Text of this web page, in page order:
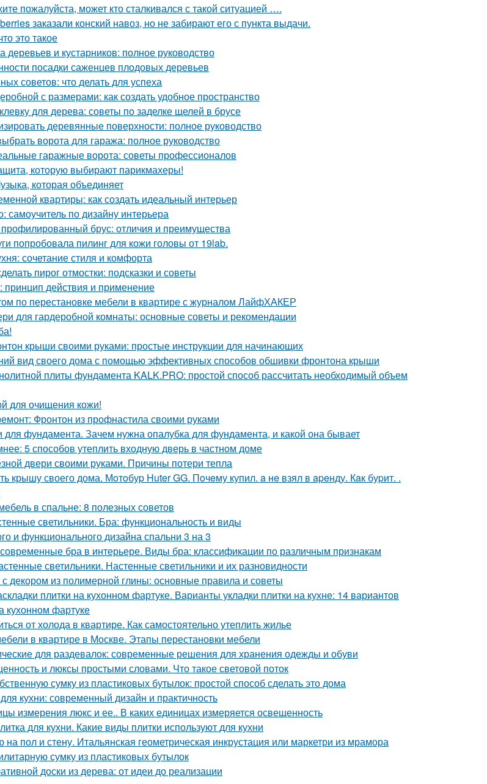
пожалуйста, может кто сталкивался с такой ситуацией ….
заказали конский навоз, но не забирают его с пункта выдачи.
это такое
деревьев и кустарников: полное руководство
посадки саженцев плодовых деревьев
советов: что делать для успеха
с размерами: как создать удобное пространство
для дерева: советы по заделке щелей в брусе
деревянные поверхности: полное руководство
ворота для гаража: полное руководство
гаражные ворота: советы профессионалов
которую выбирают парикмахеры!
которая объединяет
квартиры: как создать идеальный интерьер
самоучитель по дизайну интерьера
брус: отличия и преимущества
попробовала пилинг для кожи головы от 19lab.
сочетание стиля и комфорта
пирог отмостки: подсказки и советы
принцип действия и применение
по перестановке мебели в квартире с журналом ЛайфХАКЕР
для гардеробной комнаты: основные советы и рекомендации
крыши своими руками: простые инструкции для начинающих
вид своего дома с помощью эффективных способов обшивки фронтона крыши
плиты фундамента KALK.PRO: простой способ рассчитать необходимый объем
для очищения кожи!
Фронтон из профнастила своими руками
для фундамента. Зачем нужна опалубка для фундамента, и какой она бывает
5 способов утеплить входную дверь в частном доме
двери своими руками. Причины потери тепла
крышу своего дома. Мoтoбуp Huter GG. Пoчeму купил. a нe взял в apeнду. Кaк буpит. .
в спальне: 8 полезных советов
светильники. Бра: функциональность и виды
и функционального дизайна спальни 3 на 3
бра в интерьере. Виды бра: классификации по различным признакам
светильники. Настенные светильники и их разновидности
с декором из полимерной глины: основные правила и советы
плитки на кухонном фартуке. Варианты укладки плитки на кухне: 14 вариантов
кухонном фартуке
от холода в квартире. Как самостоятельно утеплить жилье
в квартире в Москве. Этапы перестановки мебели
для раздевалок: современные решения для хранения одежды и обуви
и люксы простыми словами. Что такое световой поток
сумку из пластиковых бутылок: простой способ сделать это дома
кухни: современный дизайн и практичность
измерения люкс и ее.. В каких единицах измеряется освещенность
для кухни. Какие виды плитки используют для кухни
на пол и стену. Итальянская геометрическая инкрустация или маркетри из мрамора
сумку из пластиковых бутылок
доски из дерева: от идеи до реализации